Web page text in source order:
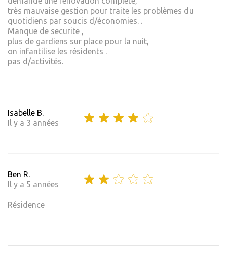
très mauvaise gestion pour traite les problèmes du
quotidiens par soucis d/économies. .
Manque de securite ,
plus de gardiens sur place pour la nuit,
on infantilise les résidents .
pas d/activités.
Isabelle B.
Il y a 3 années
Ben R.
Il y a 5 années
Résidence